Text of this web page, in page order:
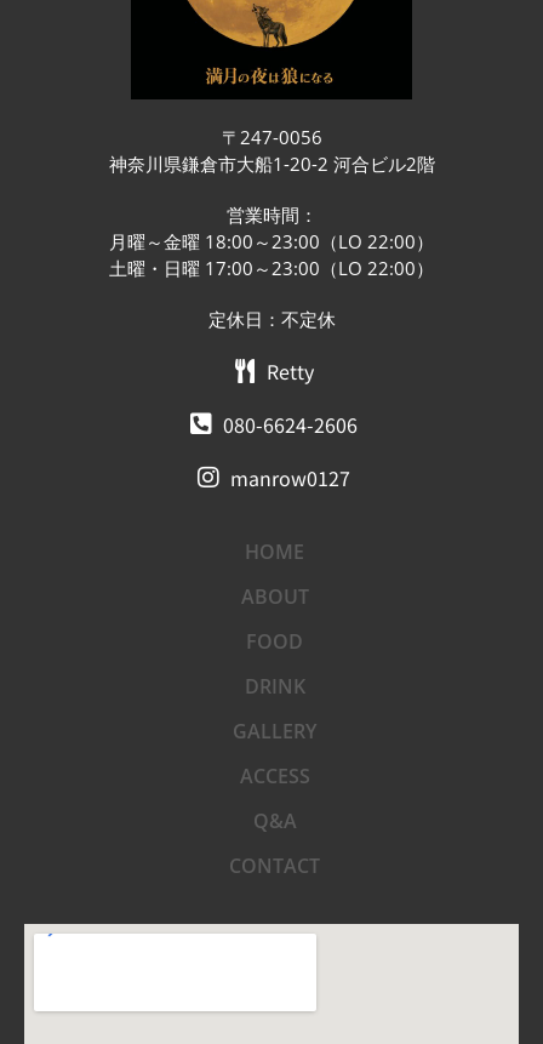
〒247-0056
神奈川県鎌倉市大船1-20-2 河合ビル2階
営業時間：
月曜～金曜 18:00～23:00（LO 22:00）
土曜・日曜 17:00～23:00（LO 22:00）
定休日：不定休
Retty
080-6624-2606
manrow0127
HOME
ABOUT
FOOD
DRINK
GALLERY
ACCESS
Q&A
CONTACT